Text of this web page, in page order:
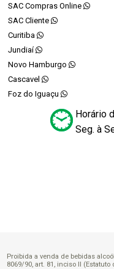
SAC Compras Online
SAC Cliente
Curitiba
Jundiaí
Novo Hamburgo
Cascavel
Foz do Iguaçu
Horário
Seg. à
Proibida a venda de bebidas
8069/90, art. 81, inciso II